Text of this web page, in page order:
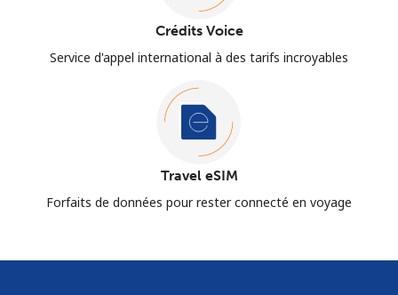
Crédits Voice
Service d'appel international à des tarifs incroyables
Travel eSIM
Forfaits de données pour rester connecté en voyage